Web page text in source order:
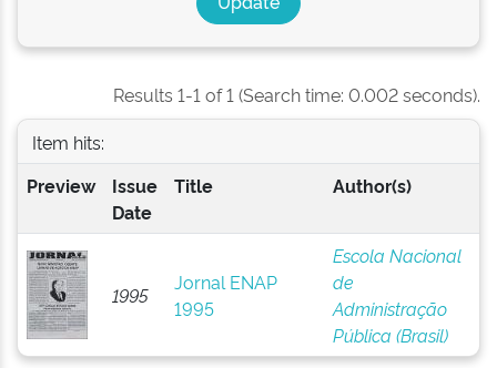
Results 1-1 of 1 (Search time: 0.002 seconds).
Item hits:
Preview
Issue
Date
Title Author(s)
1995
Jornal ENAP
1995
Escola Nacional
de
Administração
Pública (Brasil)